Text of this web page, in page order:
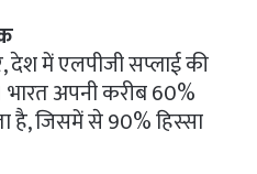
देश में एलपीजी सप्लाई की
भारत अपनी करीब 60%
जिसमें से 90% हिस्सा